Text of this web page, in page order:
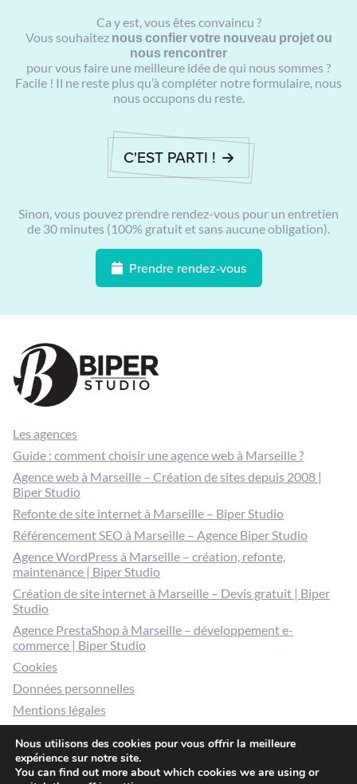
Ca y est, vous êtes convaincu ?
Vous souhaitez nous confier votre nouveau projet ou
nous rencontrer
pour vous faire une meilleure idée de qui nous sommes ?
Facile ! Il ne reste plus qu’à compléter notre formulaire, nous
nous occupons du reste.
C'EST PARTI !
Sinon, vous pouvez prendre rendez-vous pour un entretien
de 30 minutes (100% gratuit et sans aucune obligation).
Prendre rendez-vous
Les agences
Guide : comment choisir une agence web à Marseille ?
Agence web à Marseille – Création de sites depuis 2008 |
Biper Studio
Refonte de site internet à Marseille – Biper Studio
Référencement SEO à Marseille – Agence Biper Studio
Agence WordPress à Marseille – création, refonte,
maintenance | Biper Studio
Création de site internet à Marseille – Devis gratuit | Biper
Studio
Agence PrestaShop à Marseille – développement e-
commerce | Biper Studio
Cookies
Données personnelles
Mentions légales
Nous utilisons des cookies pour vous offrir la meilleure
expérience sur notre site.
You can find out more about which cookies we are using or